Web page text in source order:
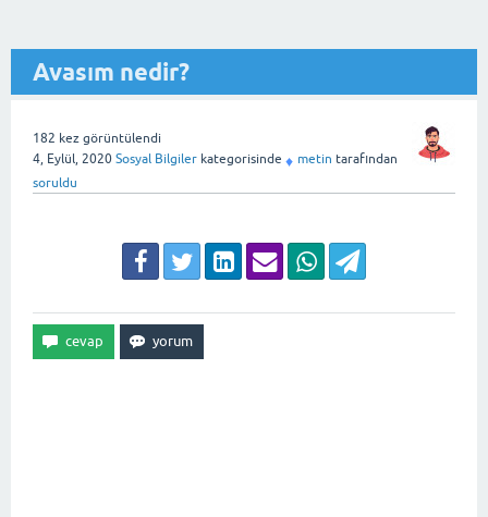
Avasım nedir?
182 kez görüntülendi
4, Eylül, 2020 Sosyal Bilgiler kategorisinde ♦ metin tarafından
soruldu